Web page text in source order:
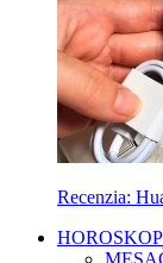
Recenzia: